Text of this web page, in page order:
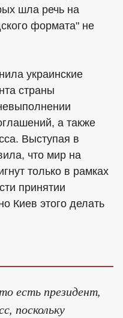
шла речь на
формата" не
украинские
страны
а также
Выступая в
что мир на
только в рамках
принятии
Киев этого делать
есть президент,
поскольку